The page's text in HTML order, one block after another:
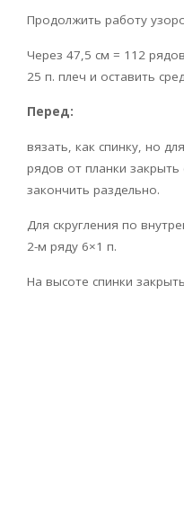
Продолжить работу
Через 47,5 см = 112
25 п. плеч и оставить
Перед:
вязать, как спинку, но
рядов от планки
закончить раздельно.
Для скругления по
2-м ряду 6×1 п.
На высоте спинки